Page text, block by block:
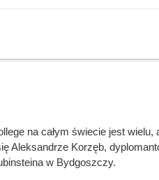
na całym świecie jest wielu,
Aleksandrze Korzęb,
w Bydgoszczy.